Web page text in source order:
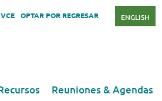
OPTAR POR REGRESAR ENGLISH
Reuniones & Agendas